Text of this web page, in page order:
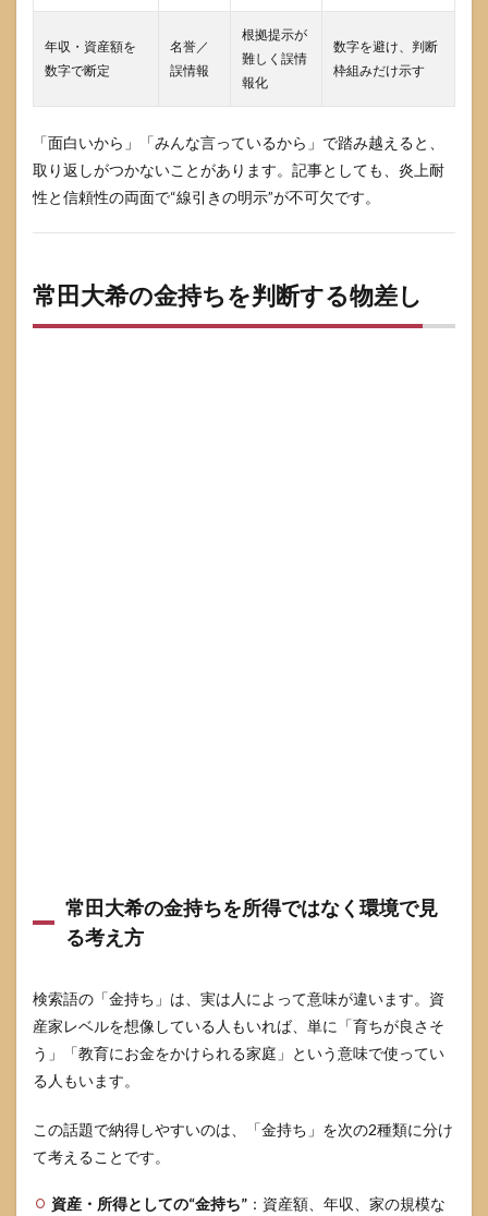
年収・資産額を
数字で断定
名誉／
誤情報
根拠提示が
難しく誤情
報化
数字を避け、判断
枠組みだけ示す
「面白いから」「みんな言っているから」で踏み越えると、
取り返しがつかないことがあります。記事としても、炎上耐
性と信頼性の両面で“線引きの明示”が不可欠です。
常田大希の金持ちを判断する物差し
常田大希の金持ちを所得ではなく環境で見
る考え方
検索語の「金持ち」は、実は人によって意味が違います。資
産家レベルを想像している人もいれば、単に「育ちが良さそ
う」「教育にお金をかけられる家庭」という意味で使ってい
る人もいます。
この話題で納得しやすいのは、「金持ち」を次の2種類に分け
て考えることです。
資産・所得としての“金持ち” ：資産額、年収、家の規模な